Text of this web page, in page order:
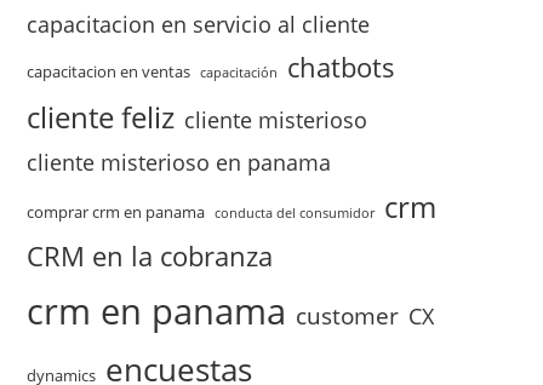
capacitacion en servicio al cliente
capacitacion en ventas capacitación chatbots
cliente feliz cliente misterioso
cliente misterioso en panama
comprar crm en panama conducta del consumidor crm
CRM en la cobranza
crm en panama customer CX
dynamics encuestas